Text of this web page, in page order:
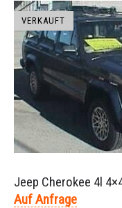
VERKAUFT
Jeep Cherokee 4l
Auf Anfrage